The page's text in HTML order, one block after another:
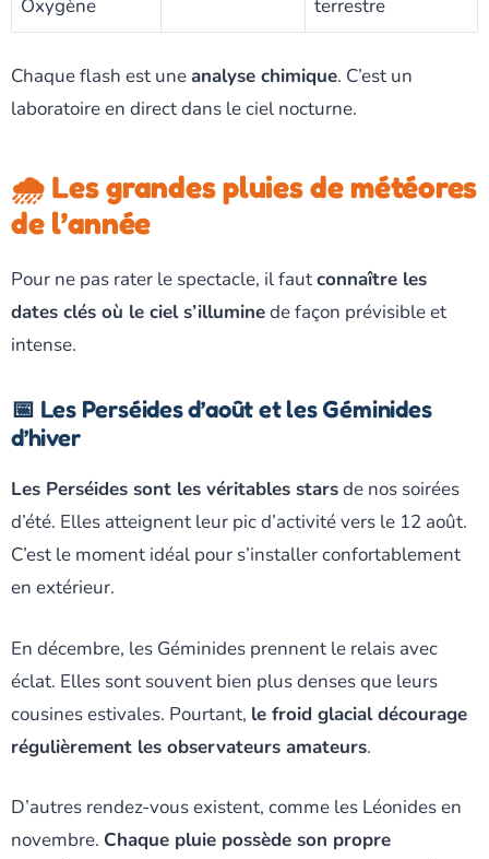
Oxygène terrestre
Chaque flash est uneanalyse chimique. C’est un
laboratoire en direct dans le ciel nocturne.
🌧️ Les grandes pluies de météores
de l’année
Pour ne pas rater le spectacle, il fautconnaître les
dates clés où le ciel s’illuminede façon prévisible et
intense.
📅 Les Perséides d’août et les Géminides
d’hiver
Les Perséides sont les véritables starsde nos soirées
d’été. Elles atteignent leur pic d’activité vers le 12 août.
C’est le moment idéal pour s’installer confortablement
en extérieur.
En décembre, les Géminides prennent le relais avec
éclat. Elles sont souvent bien plus denses que leurs
cousines estivales. Pourtant, le froid glacial décourage
régulièrement les observateurs amateurs.
D’autres rendez-vous existent, comme les Léonides en
novembre. Chaque pluie possède son propre